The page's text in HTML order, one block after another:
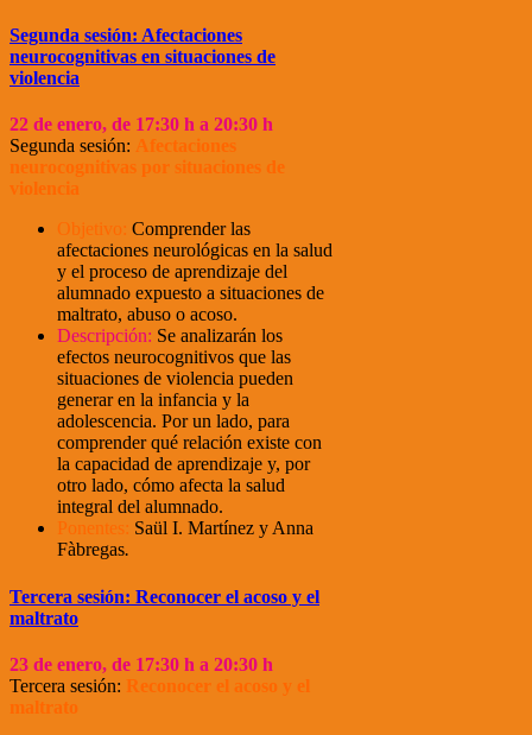
Segunda sesión: Afectaciones
neurocognitivas en situaciones de
violencia
22 de enero, de 17:30 h a 20:30 h
Segunda sesión: Afectaciones
neurocognitivas por situaciones de
violencia
Objetivo: Comprender las
afectaciones neurológicas en la salud
y el proceso de aprendizaje del
alumnado expuesto a situaciones de
maltrato, abuso o acoso.
Descripción: Se analizarán los
efectos neurocognitivos que las
situaciones de violencia pueden
generar en la infancia y la
adolescencia. Por un lado, para
comprender qué relación existe con
la capacidad de aprendizaje y, por
otro lado, cómo afecta la salud
integral del alumnado.
Ponentes: Saül I. Martínez y Anna
Fàbregas.
Tercera sesión: Reconocer el acoso y el
maltrato
23 de enero, de 17:30 h a 20:30 h
Tercera sesión: Reconocer el acoso y el
maltrato